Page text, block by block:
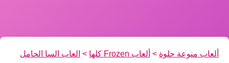
ألعاب منوعة حلوة > ألعاب Frozen كلها > العاب السا الحامل